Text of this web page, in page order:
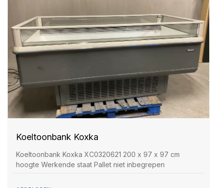
Koeltoonbank Koxka
Koeltoonbank Koxka XC0320621 200 x 97 x 97 cm
hoogte Werkende staat Pallet niet inbegrepen